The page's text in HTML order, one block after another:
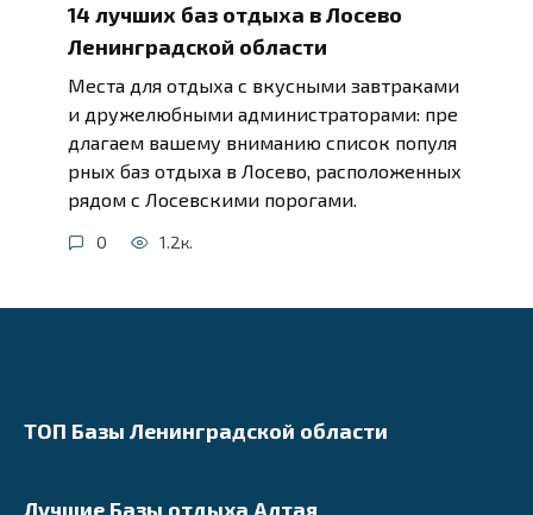
14 лучших баз отдыха в Лосево
Ленинградской области
Места для отдыха с вкусными завтраками
и дружелюбными администраторами: пре
длагаем вашему вниманию список популя
рных баз отдыха в Лосево, расположенных
рядом с Лосевскими порогами.
0 1.2к.
ТОП Базы Ленинградской области
Лучшие Базы отдыха Алтая